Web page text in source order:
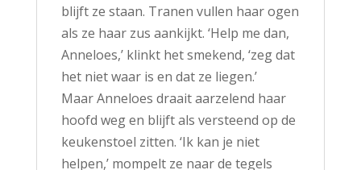
blijft ze staan. Tranen vullen haar ogen
als ze haar zus aankijkt. ‘Help me dan,
Anneloes,’ klinkt het smekend, ‘zeg dat
het niet waar is en dat ze liegen.’
Maar Anneloes draait aarzelend haar
hoofd weg en blijft als versteend op de
keukenstoel zitten. ‘Ik kan je niet
helpen,’ mompelt ze naar de tegels